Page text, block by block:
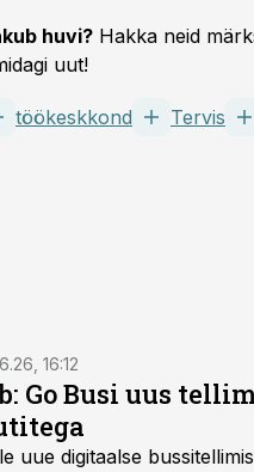
huvi? Hakka neid
uut!
töökeskkond Tervis
16:12
Go Busi uus
uue digitaalse